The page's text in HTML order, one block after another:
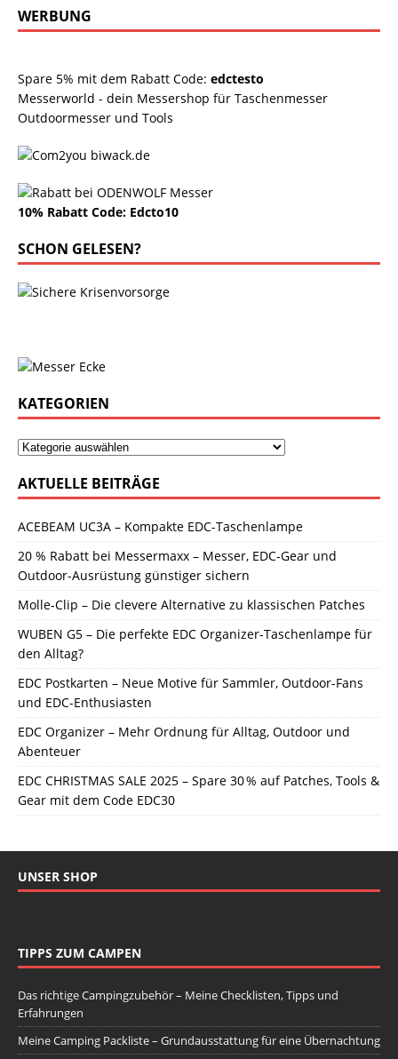
WERBUNG
Spare 5% mit dem Rabatt Code: edctesto
Messerworld - dein Messershop für Taschenmesser
Outdoormesser und Tools
10% Rabatt Code: Edcto10
SCHON GELESEN?
KATEGORIEN
AKTUELLE BEITRÄGE
ACEBEAM UC3A – Kompakte EDC-Taschenlampe
20 % Rabatt bei Messermaxx – Messer, EDC-Gear und
Outdoor-Ausrüstung günstiger sichern
Molle-Clip – Die clevere Alternative zu klassischen Patches
WUBEN G5 – Die perfekte EDC Organizer-Taschenlampe für
den Alltag?
EDC Postkarten – Neue Motive für Sammler, Outdoor-Fans
und EDC-Enthusiasten
EDC Organizer – Mehr Ordnung für Alltag, Outdoor und
Abenteuer
EDC CHRISTMAS SALE 2025 – Spare 30 % auf Patches, Tools &
Gear mit dem Code EDC30
UNSER SHOP
TIPPS ZUM CAMPEN
Das richtige Campingzubehör – Meine Checklisten, Tipps und
Erfahrungen
Meine Camping Packliste – Grundausstattung für eine Übernachtung